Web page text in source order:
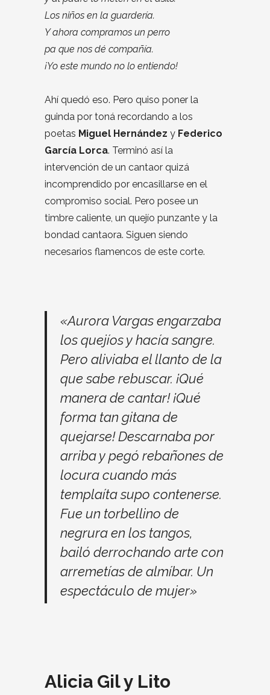
Los niños en la guardería.
Y ahora compramos un perro
pa que nos dé compañía.
¡Yo este mundo no lo entiendo!
Ahí quedó eso. Pero quiso poner la
guinda por toná recordando a los
poetas Miguel Hernández y Federico
García Lorca. Terminó así la
intervención de un cantaor quizá
incomprendido por encasillarse en el
compromiso social. Pero posee un
timbre caliente, un quejío punzante y la
bondad cantaora. Siguen siendo
necesarios flamencos de este corte.
«Aurora Vargas engarzaba
los quejíos y hacía sangre.
Pero aliviaba el llanto de la
que sabe rebuscar. ¡Qué
manera de cantar! ¡Qué
forma tan gitana de
quejarse! Descarnaba por
arriba y pegó rebañones de
locura cuando más
templaíta supo contenerse.
Fue un torbellino de
negrura en los tangos,
bailó derrochando arte con
arremetías de almíbar. Un
espectáculo de mujer»
Alicia Gil y Lito